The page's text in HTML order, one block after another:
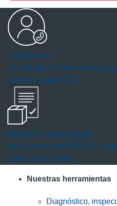
Contáctenos
¿Tiene algún comentario o
conocer su opinión!
Inscripción del producto
Las herramientas RIDGID
cobertura del ramo.
Nuestras herramientas
Diagnóstico,